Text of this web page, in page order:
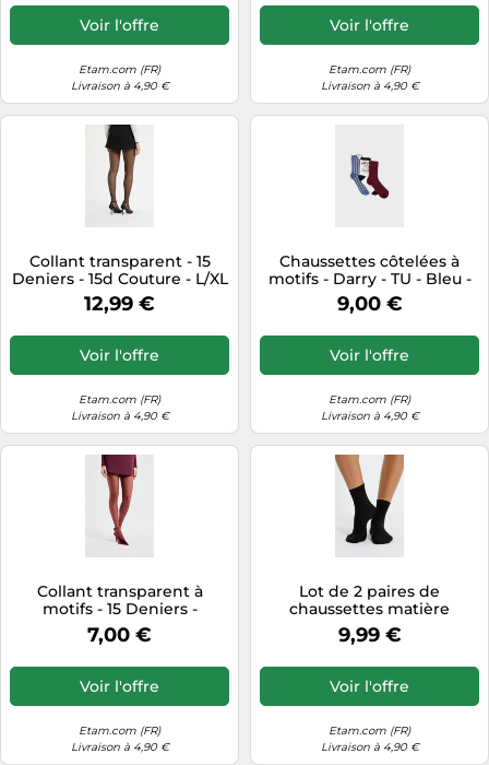
Voir l'offre
Etam.com (FR)
Livraison à 4,90 €
Voir l'offre
Etam.com (FR)
Livraison à 4,90 €
Collant transparent - 15
Deniers - 15d Couture - L/XL
- Noir - Femme - Etam
12,99 €
Voir l'offre
Etam.com (FR)
Livraison à 4,90 €
Chaussettes côtelées à
motifs - Darry - TU - Bleu -
Femme - Etam
9,00 €
Voir l'offre
Etam.com (FR)
Livraison à 4,90 €
Collant transparent à
motifs - 15 Deniers -
Plumetis - S - Grenat -
Femme - Etam
7,00 €
Voir l'offre
Etam.com (FR)
Livraison à 4,90 €
Lot de 2 paires de
chaussettes matière
thermique - Warm Me Up
2pp - S/M - Noir - Femme -
9,99 €
Voir l'offre
Etam.com (FR)
Livraison à 4,90 €